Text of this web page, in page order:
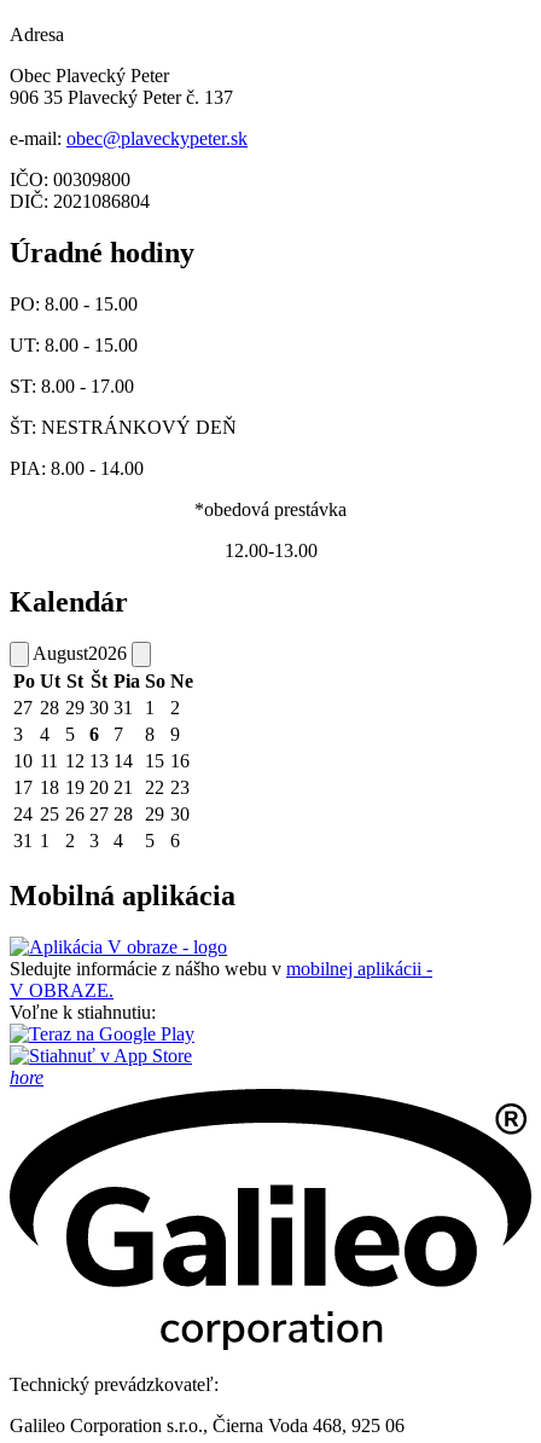
Adresa
Obec Plavecký Peter
906 35 Plavecký Peter č. 137
e-mail: obec@plaveckypeter.sk
IČO: 00309800
DIČ: 2021086804
Úradné hodiny
PO: 8.00 - 15.00
UT: 8.00 - 15.00
ST: 8.00 - 17.00
ŠT: NESTRÁNKOVÝ DEŇ
PIA: 8.00 - 14.00
*obedová prestávka
12.00-13.00
Kalendár
August2026
Po Ut St Št Pia So Ne
27 28 29 30 31 1
2
3
4 5 6 7 8
9
10 11 12 13 14 15 16
17 18 19 20 21 22 23
24 25 26 27 28 29 30
31 1 2 3 4 5 6
Mobilná aplikácia
Sledujte informácie z nášho webu v mobilnej aplikácii -
V OBRAZE.
Voľne k stiahnutiu:
hore
Technický prevádzkovateľ:
Galileo Corporation s.r.o., Čierna Voda 468, 925 06